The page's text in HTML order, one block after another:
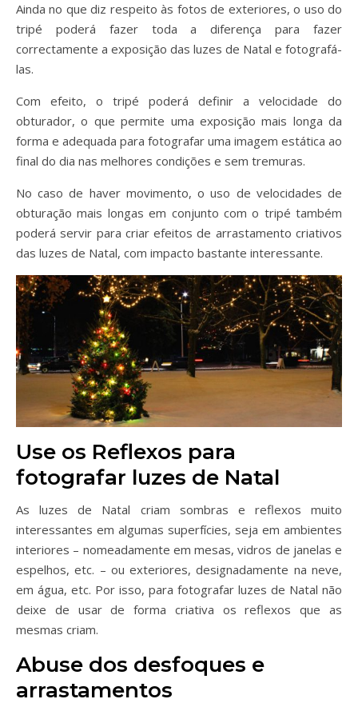
Ainda no que diz respeito às fotos de exteriores, o uso do
tripé poderá fazer toda a diferença para fazer
correctamente a exposição das luzes de Natal e fotografá-
las.
Com efeito, o tripé poderá definir a velocidade do
obturador, o que permite uma exposição mais longa da
forma e adequada para fotografar uma imagem estática ao
final do dia nas melhores condições e sem tremuras.
No caso de haver movimento, o uso de velocidades de
obturação mais longas em conjunto com o tripé também
poderá servir para criar efeitos de arrastamento criativos
das luzes de Natal, com impacto bastante interessante.
Use os Reflexos para
fotografar luzes de Natal
As luzes de Natal criam sombras e reflexos muito
interessantes em algumas superfícies, seja em ambientes
interiores – nomeadamente em mesas, vidros de janelas e
espelhos, etc. – ou exteriores, designadamente na neve,
em água, etc. Por isso, para fotografar luzes de Natal não
deixe de usar de forma criativa os reflexos que as
mesmas criam.
Abuse dos desfoques e
arrastamentos